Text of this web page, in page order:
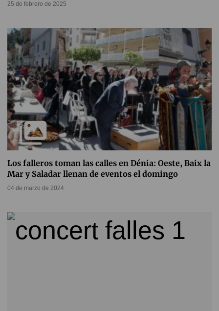
25 de febrero de 2025
Los falleros toman las calles en Dénia: Oeste, Baix la
Mar y Saladar llenan de eventos el domingo
04 de marzo de 2024